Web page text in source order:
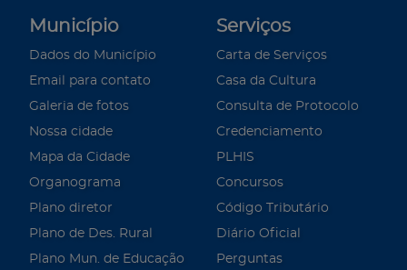
Município
Dados do Município
Email para contato
Galeria de fotos
Nossa cidade
Mapa da Cidade
Organograma
Plano diretor
Plano de Des. Rural
Plano Mun. de Educação
Serviços
Carta de Serviços
Casa da Cultura
Consulta de Protocolo
Credenciamento
PLHIS
Concursos
Código Tributário
Diário Oficial
Perguntas